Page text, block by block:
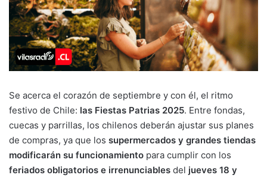
Se acerca el corazón de septiembre y con él, el ritmo
festivo de Chile: las Fiestas Patrias 2025. Entre fondas,
cuecas y parrillas, los chilenos deberán ajustar sus planes
de compras, ya que los supermercados y grandes tiendas
modificarán su funcionamiento para cumplir con los
feriados obligatorios e irrenunciables del jueves 18 y